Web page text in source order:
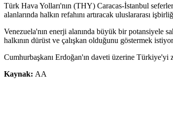
Türk Hava Yolları'nın (THY) Caracas-İstanbul
alanlarında halkın refahını artıracak uluslararası
Venezuela'nın enerji alanında büyük bir
halkının dürüst ve çalışkan olduğunu göstermek
Cumhurbaşkanı Erdoğan'ın daveti üzerine Türkiye'yi
Kaynak: AA